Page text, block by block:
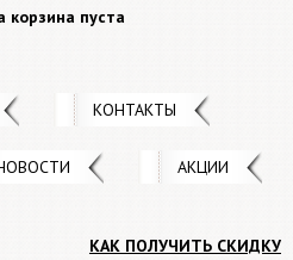
корзина пуста
КОНТАКТЫ
АКЦИИ
КАК ПОЛУЧИТЬ СКИДКУ